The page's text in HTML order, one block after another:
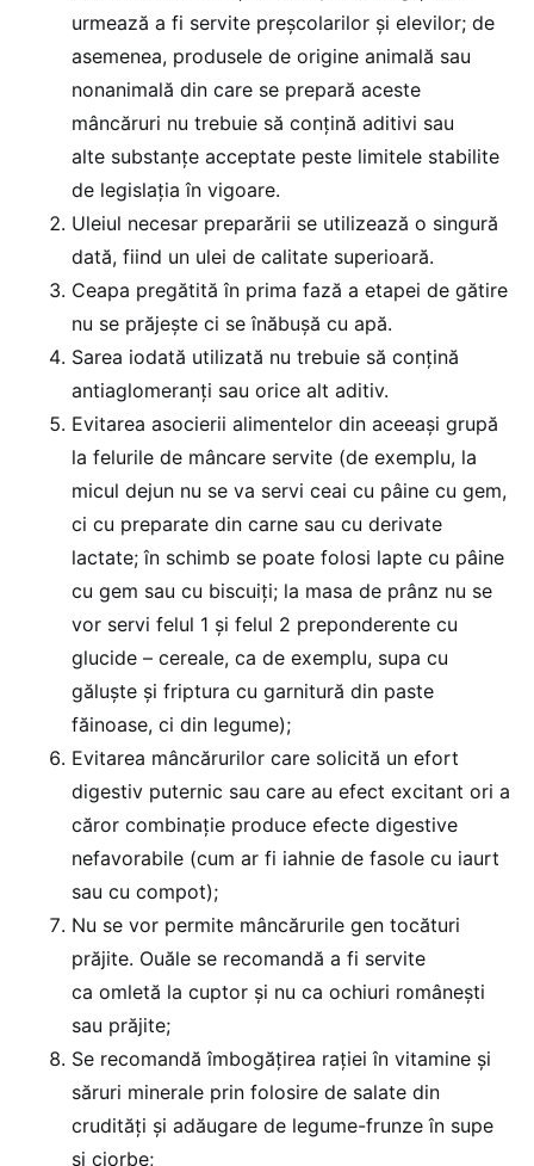
urmează a fi servite preşcolarilor şi elevilor; de
asemenea, produsele de origine animală sau
nonanimală din care se prepară aceste
mâncăruri nu trebuie să conţină aditivi sau
alte substanţe acceptate peste limitele stabilite
de legislaţia în vigoare.
Uleiul necesar preparării se utilizează o singură
dată, fiind un ulei de calitate superioară.
Ceapa pregătită în prima fază a etapei de gătire
nu se prăjește ci se înăbușă cu apă.
Sarea iodată utilizată nu trebuie să conțină
antiaglomeranți sau orice alt aditiv.
Evitarea asocierii alimentelor din aceeași grupă
la felurile de mâncare servite (de exemplu, la
micul dejun nu se va servi ceai cu pâine cu gem,
ci cu preparate din carne sau cu derivate
lactate; în schimb se poate folosi lapte cu pâine
cu gem sau cu biscuiți; la masa de prânz nu se
vor servi felul 1 și felul 2 preponderente cu
glucide – cereale, ca de exemplu, supa cu
găluște și friptura cu garnitură din paste
făinoase, ci din legume);
Evitarea mâncărurilor care solicită un efort
digestiv puternic sau care au efect excitant ori a
căror combinație produce efecte digestive
nefavorabile (cum ar fi iahnie de fasole cu iaurt
sau cu compot);
Nu se vor permite mâncărurile gen tocături
prăjite. Ouăle se recomandă a fi servite
ca omletă la cuptor și nu ca ochiuri românești
sau prăjite;
Se recomandă îmbogățirea rației în vitamine și
săruri minerale prin folosire de salate din
crudități și adăugare de legume-frunze în supe
și ciorbe;